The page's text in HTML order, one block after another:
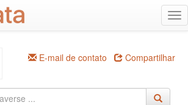
E-mail de contato Compartilhar